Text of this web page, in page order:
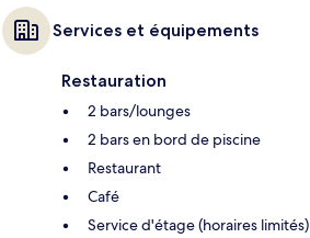
Services et équipements
Restauration
2 bars/lounges
2 bars en bord de piscine
Restaurant
Café
Service d'étage (horaires limités)